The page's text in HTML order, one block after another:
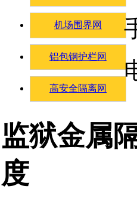
机场围界网
铝包钢护栏网
高安全隔离网
监狱金属
度